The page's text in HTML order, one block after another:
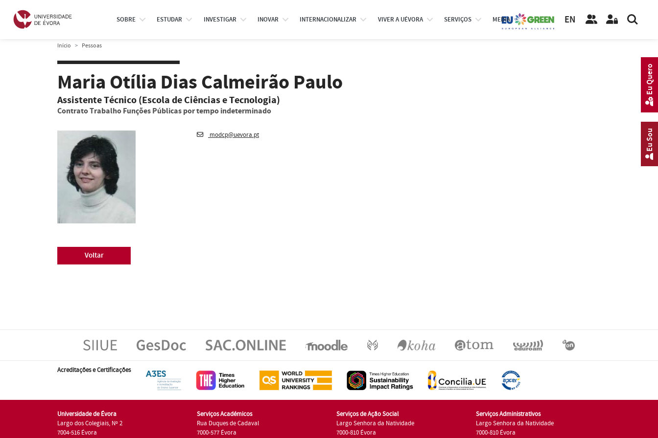
SOBRE ESTUDAR INVESTIGAR INOVAR INTERNACIONALIZAR VIVER A UÉVORA SERVIÇOS MEDIA EN
Início Pessoas
Maria Otília Dias Calmeirão Paulo
Assistente Técnico (Escola de Ciências e Tecnologia)
Contrato Trabalho Funções Públicas por tempo indeterminado
modcp@uevora.pt
Voltar
Acreditações e Certificações
Universidade de Évora
Largo dos Colegiais, Nº 2
7004-516 Évora
Serviços Académicos
Rua Duques de Cadaval
7000-577 Évora
Serviços de Ação Social
Largo Senhora da Natividade
7000-810 Évora
Serviços Administrativos
Largo Senhora da Natividade
7000-810 Évora
Eu Sou
Eu Quero